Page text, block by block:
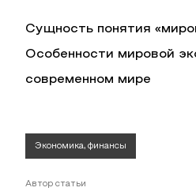
Сущность понятия
Особенности мировой
современном мире
Экономика, финансы
Автор статьи